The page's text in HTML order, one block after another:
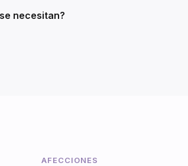
necesitan?
AFECCIONES